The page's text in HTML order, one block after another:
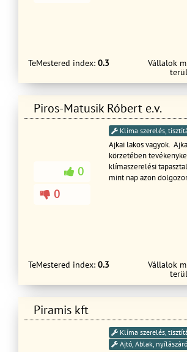
TeMestered index: 0.3 Vállalok
Piros-Matusik Róbert e.v.
0
0
Klíma szerelés,
Ajkai lakos vagyok.
körzetében
klímaszerelési
mint nap azon
TeMestered index: 0.3 Vállalok
Piramis kft
Klíma szerelés,
Ajtó, Ablak,